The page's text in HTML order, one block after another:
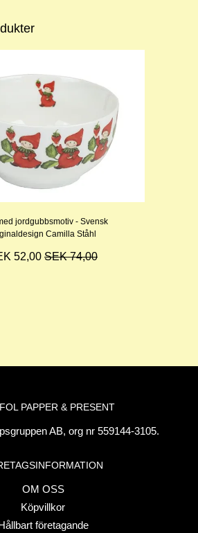
jordgubbsmotiv - Svensk
Camilla Ståhl
52,00 SEK 74,00
PAPPER & PRESENT
AB, org nr 559144-3105.
OM OSS
Köpvillkor
företagande